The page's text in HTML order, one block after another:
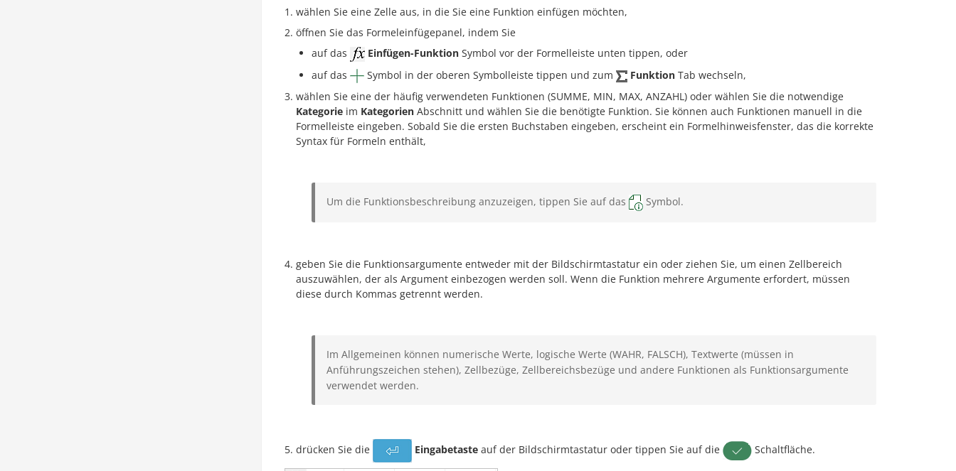
wählen Sie eine Zelle aus, in die Sie eine Funktion einfügen möchten,
öffnen Sie das Formeleinfügepanel, indem Sie
auf das
Einfügen-Funktion Symbol vor der Formelleiste unten tippen, oder
auf das
Symbol in der oberen Symbolleiste tippen und zum Funktion Tab wechseln,
wählen Sie eine der häufig verwendeten Funktionen (SUMME, MIN, MAX, ANZAHL) oder wählen Sie die notwendige
Kategorie im Kategorien Abschnitt und wählen Sie die benötigte Funktion. Sie können auch Funktionen manuell in die
Formelleiste eingeben. Sobald Sie die ersten Buchstaben eingeben, erscheint ein Formelhinweisfenster, das die korrekte
Syntax für Formeln enthält,
Um die Funktionsbeschreibung anzuzeigen, tippen Sie auf das Symbol.
geben Sie die Funktionsargumente entweder mit der Bildschirmtastatur ein oder ziehen Sie, um einen Zellbereich
auszuwählen, der als Argument einbezogen werden soll. Wenn die Funktion mehrere Argumente erfordert, müssen
diese durch Kommas getrennt werden.
Im Allgemeinen können numerische Werte, logische Werte (WAHR, FALSCH), Textwerte (müssen in
Anführungszeichen stehen), Zellbezüge, Zellbereichsbezüge und andere Funktionen als Funktionsargumente
verwendet werden.
drücken Sie die Eingabetaste auf der Bildschirmtastatur oder tippen Sie auf die Schaltfläche.